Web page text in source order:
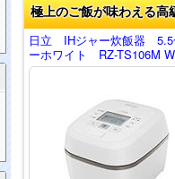
極上のご飯が味わえる高
日立 IHジャー炊飯器
ーホワイト RZ-TS106M W